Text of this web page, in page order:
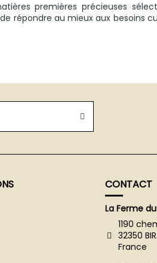
premières précieuses
répondre au mieux aux besoins
CONTACT
La Ferme
1190
32350
France